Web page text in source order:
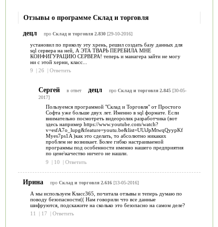
Отзывы о программе Склад и торговля
децл
про Склад и торговля 2.830[29-10-2016]
установил по приколу эту хрень, решил создать базу данных для
sql сервера на ней, А ЭТА ТВАРЬ ПЕРЕБИЛА МНЕ
КОНФИГУРАЦИЮ СЕРВЕРА! теперь и манагера зайти не могу
ни с этой херни, класс...
9
26 Ответить
Сергей в ответ децл про Склад и торговля 2.845[30-05-
2017]
Пользуемся программой "Склад и Торговля" от Простого
Софта уже больше двух лет. Именно в sql формате. Если
внимательно посмотреть видеоролик разработчика (вот
здесь например https://www.youtube.com/watch?
v=esfA7o_lupg&feature=youtu.be&list=UUiJpMtwqQyypKf
Myes7ps1A )как это сделать, то абсолютно никаких
проблем не возникает. Более гибко настраиваемой
программы под особенности именно нашего предприятия
по цене\качество ничего не нашли.
9
| 10 | Ответить
Ирина про Склад и торговля 2.616[13-05-2016]
А мы используем Класс365, почитала отзывы и теперь думаю по
поводу безопасности(( Нам говорили что все данные
шифруются, подскажите на сколько это безопасно на самом деле?
11
17 Ответить